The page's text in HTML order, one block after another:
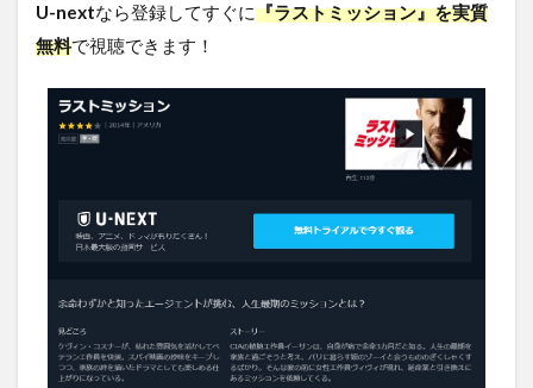
4.3
ラス
ッシ
ョン
のス
4.4
ラス
ッシ
の関
連作
U-nextなら登録してすぐに『ラストミッション』を実質
無料で視聴できます！